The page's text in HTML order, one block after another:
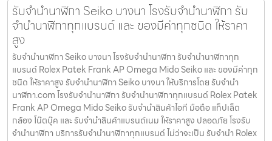
รับจํานํานาฬิกา Seiko บางนา โรงรับจำนำนาฬิกา รับ
จำนำนาฬิกาทุกแบรนด์ และ ของมีค่าทุกชนิด ให้ราคา
สูง
รับจํานํานาฬิกา Seiko บางนา โรงรับจำนำนาฬิกา รับจำนำนาฬิกาทุก
แบรนด์ Rolex Patek Frank AP Omega Mido Seiko และ ของมีค่าทุก
ชนิด ให้ราคาสูง รับจํานํานาฬิกา Seiko บางนา ให้บริการโดย รับจํานํา
นาฬิกา.com โรงรับจำนำนาฬิกา รับจำนำนาฬิกาทุกแบรนด์ Rolex Patek
Frank AP Omega Mido Seiko รับจำนำสินค้าไอที มือถือ แท็ปเล็ต
กล้อง โน๊ตบุ๊ค และ รับจำนำสินค้าแบรนด์เนม ให้ราคาสูง ปลอดภัย โรงรับ
จำนำนาฬิกา บริการรับจำนำนาฬิกาทุกแบรนด์ ไม่ว่าจะเป็น รับจำนำ Rolex